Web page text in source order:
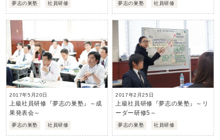
夢志の巣塾 社員研修 夢志の巣塾 社員研修
2017年5月20日
上級社員研修『夢志の巣塾』～成
果発表会～
夢志の巣塾 社員研修
2017年2月25日
上級社員研修『夢志の巣塾』～リ
ーダー研修5～
夢志の巣塾 社員研修